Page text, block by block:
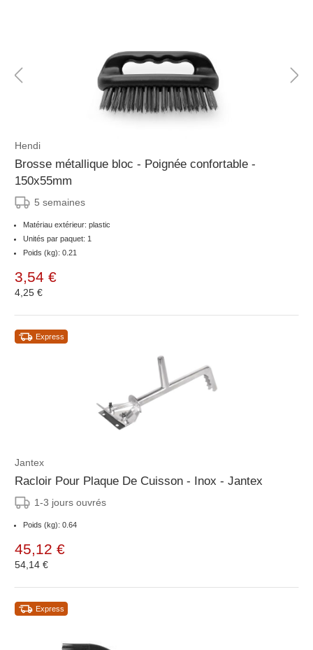
Hendi
Brosse métallique bloc - Poignée confortable -
150x55mm
5 semaines
Matériau extérieur: plastic
Unités par paquet: 1
Poids (kg): 0.21
3,54 €
4,25 €
Express
Jantex
Racloir Pour Plaque De Cuisson - Inox - Jantex
1-3 jours ouvrés
Poids (kg): 0.64
45,12 €
54,14 €
Express